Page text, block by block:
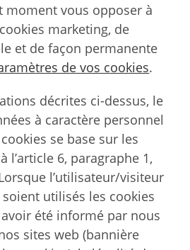
moment vous opposer à
marketing, de
et de façon permanente
de vos cookies.
décrites ci-dessus, le
à caractère personnel
se base sur les
l’article 6, paragraphe 1,
l’utilisateur/visiteur
utilisés les cookies
été informé par nous
sites web (bannière